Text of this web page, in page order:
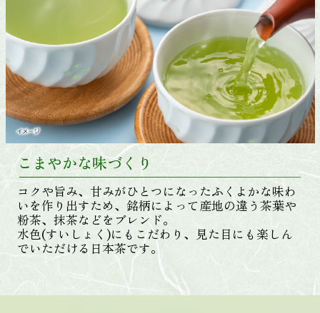
こまやかな味づくり
コクや旨み、甘みがひとつになったふくよかな味わ
いを作り出すため、銘柄によって産地の違う茶葉や
粉茶、抹茶などをブレンド。
水色(すいしょく)にもこだわり、見た目にも楽しん
でいただける日本茶です。